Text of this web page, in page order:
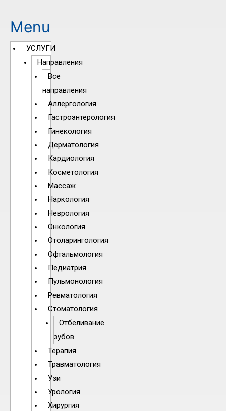
Menu
УСЛУГИ
Направления
Все
направления
Аллергология
Гастроэнтерология
Гинекология
Дерматология
Кардиология
Косметология
Массаж
Наркология
Неврология
Онкология
Отоларингология
Офтальмология
Педиатрия
Пульмонология
Ревматология
Стоматология
Отбеливание
зубов
Терапия
Травматология
Узи
Урология
Хирургия